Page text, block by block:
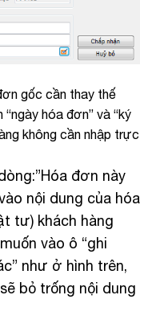
gốc cần thay thế
hóa đơn” và “ký
không cần nhập trực
đơn này
nội dung của hóa
tư) khách hàng
vào ô “ghi
như ở hình trên,
bỏ trống nội dung